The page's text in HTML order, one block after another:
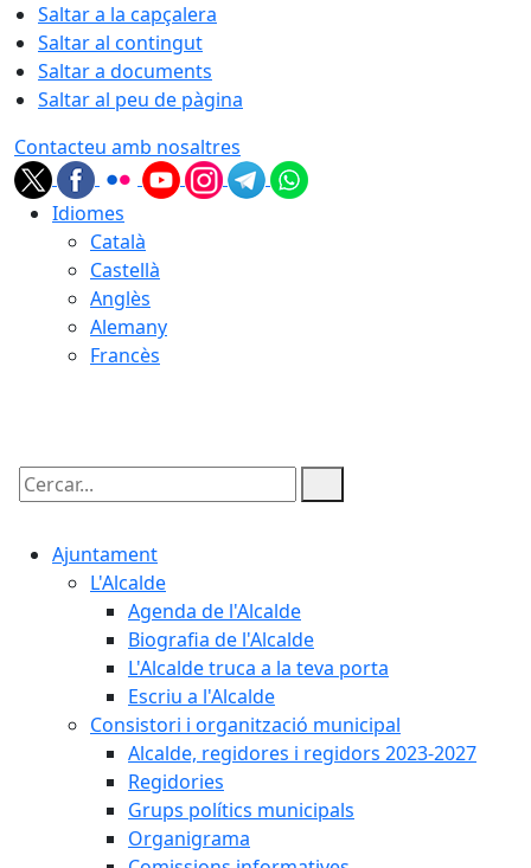
Saltar a la capçalera
Saltar al contingut
Saltar a documents
Saltar al peu de pàgina
Contacteu amb nosaltres
Idiomes
Català
Castellà
Anglès
Alemany
Francès
Cercar:
Ajuntament
L'Alcalde
Agenda de l'Alcalde
Biografia de l'Alcalde
L'Alcalde truca a la teva porta
Escriu a l'Alcalde
Consistori i organització municipal
Alcalde, regidores i regidors 2023-2027
Regidories
Grups polítics municipals
Organigrama